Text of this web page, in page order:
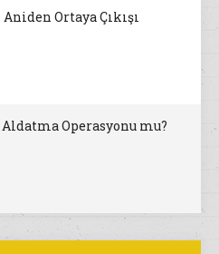
Ortaya Çıkışı
Operasyonu mu?